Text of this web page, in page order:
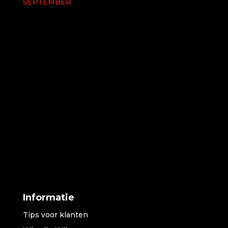
SEPTEMBER
Informatie
Tips voor klanten